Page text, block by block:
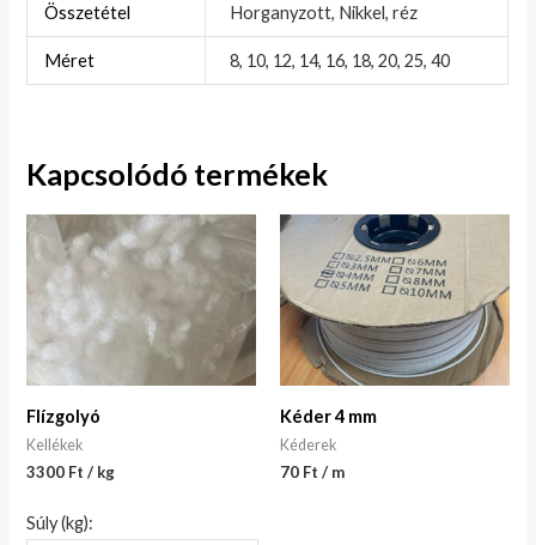
Összetétel Horganyzott, Nikkel, réz
Méret 8, 10, 12, 14, 16, 18, 20, 25, 40
Kapcsolódó termékek
Flízgolyó
Kellékek
3300 Ft / kg
Súly (kg):
Kéder 4 mm
Kéderek
70 Ft / m